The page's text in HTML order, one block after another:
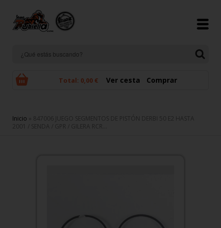
Total: 0,00 € Ver cesta Comprar
Se encuentra usted aquí
Inicio » 847006 JUEGO SEGMENTOS DE PISTÓN DERBI 50 E2 HASTA
2001 / SENDA / GPR / GILERA RCR...